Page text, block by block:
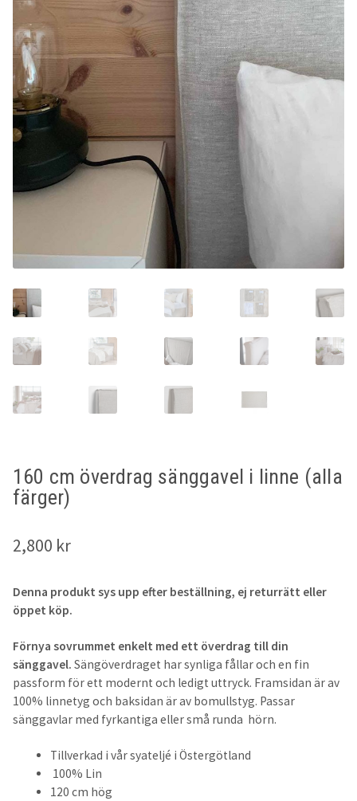
50x60cm
50x70cm
50x90cm
60x90cm
Sängkappor & Sänggavelöverdrag
210cm
200cm
180cm
140cm
90cm
Ställbar säng
Sänggavelöverdrag
Måttbeställda överdrag
160 cm överdrag sänggavel i linne (alla
färger)
2,800 kr
Denna produkt sys upp efter beställning, ej returrätt eller
öppet köp.
Förnya sovrummet enkelt med ett överdrag till din
sänggavel. Sängöverdraget har synliga fållar och en fin
passform för ett modernt och ledigt uttryck. Framsidan är av
100% linnetyg och baksidan är av bomullstyg. Passar
sänggavlar med fyrkantiga eller små runda hörn.
Tillverkad i vår syateljé i Östergötland
100% Lin
120 cm hög